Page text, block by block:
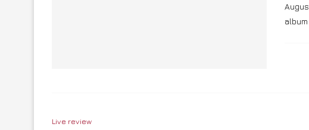
Live review